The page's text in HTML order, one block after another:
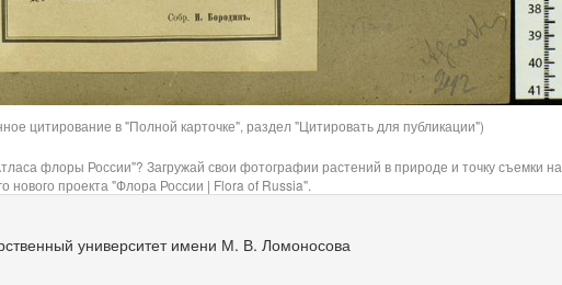
цитирование в "Полной карточке", раздел "Цитировать для публикации")
флоры России"? Загружай свои фотографии растений в природе и точку съемки на
нового проекта "Флора России | Flora of Russia".
университет имени М. В. Ломоносова